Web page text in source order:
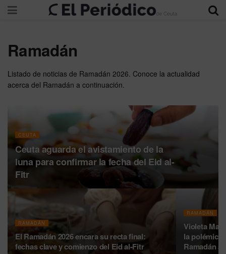
Ramadán
Listado de noticias de Ramadán 2026. Conoce la actualidad
acerca del Ramadán a continuación.
CEUTA
Ceuta aguarda el avistamiento de la
luna para confirmar la fecha del Eid al-
Fitr
RAMADÁN
El Ramadán 2026 encara su recta final:
fechas clave y comienzo del Eid al-Fitr
RAMADÁN
Violeta
la polémica
Ramadán a